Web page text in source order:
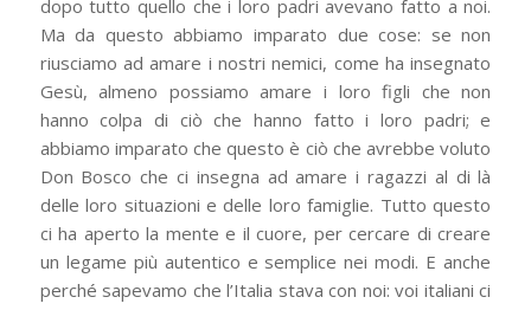
dopo tutto quello che i loro padri avevano fatto a noi.
Ma da questo abbiamo imparato due cose: se non
riusciamo ad amare i nostri nemici, come ha insegnato
Gesù, almeno possiamo amare i loro figli che non
hanno colpa di ciò che hanno fatto i loro padri; e
abbiamo imparato che questo è ciò che avrebbe voluto
Don Bosco che ci insegna ad amare i ragazzi al di là
delle loro situazioni e delle loro famiglie. Tutto questo
ci ha aperto la mente e il cuore, per cercare di creare
un legame più autentico e semplice nei modi. E anche
perché sapevamo che l’Italia stava con noi: voi italiani ci